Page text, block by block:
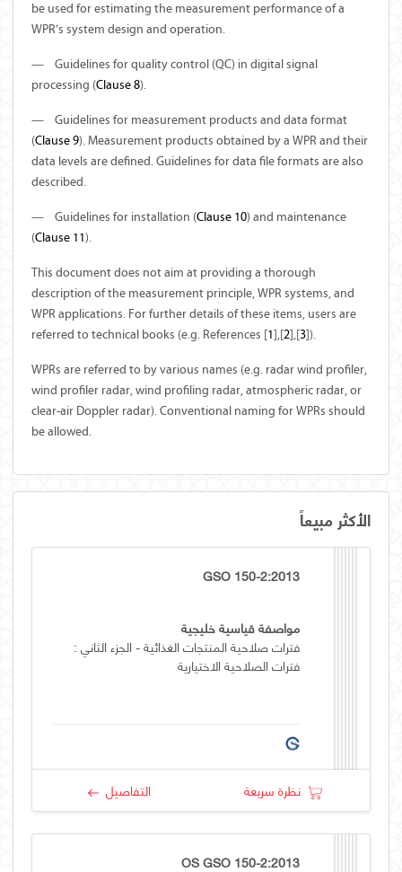
be used for estimating the measurement performance of a
WPR’s system design and operation.
—
Guidelines for quality control (QC) in digital signal
processing (Clause 8).
—
Guidelines for measurement products and data format
(Clause 9). Measurement products obtained by a WPR and their
data levels are defined. Guidelines for data file formats are also
described.
— Guidelines for installation (Clause 10) and maintenance
(Clause 11).
This document does not aim at providing a thorough
description of the measurement principle, WPR systems, and
WPR applications. For further details of these items, users are
referred to technical books (e.g. References [1],[2],[3]).
WPRs are referred to by various names (e.g. radar wind profiler,
wind profiler radar, wind profiling radar, atmospheric radar, or
clear-air Doppler radar). Conventional naming for WPRs should
be allowed.
الأكثر مبيعاً
GSO 150-2:2013
مواصفة قياسية خليجية
فترات صلاحية المنتجات الغذائية - الجزء الثاني :
فترات الصلاحية الاختيارية
نظرة سريعة التفاصيل
OS GSO 150-2:2013